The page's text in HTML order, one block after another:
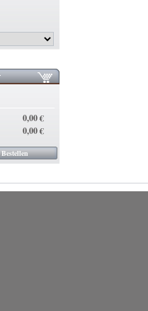
0,00 €
0,00 €
Bestellen